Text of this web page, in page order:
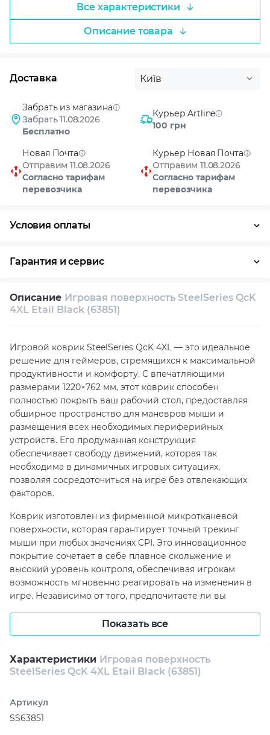
Все характеристики
Описание товара
Доставка Київ
Забрать из магазина
Забрать 11.08.2026
Бесплатно
Курьер Artline
100 грн
Новая Почта
Отправим 11.08.2026
Согласно тарифам
перевозчика
Курьер Новая Почта
Отправим 11.08.2026
Согласно тарифам
перевозчика
Условия оплаты
Гарантия и сервис
Собственный сервисный центр
Описание Игровая поверхность SteelSeries QcK
4XL Etail Black (63851)
Игровой коврик SteelSeries QcK 4XL — это идеальное
решение для геймеров, стремящихся к максимальной
продуктивности и комфорту. С впечатляющими
размерами 1220×762 мм, этот коврик способен
полностью покрыть ваш рабочий стол, предоставляя
обширное пространство для маневров мыши и
размещения всех необходимых периферийных
устройств. Его продуманная конструкция
обеспечивает свободу движений, которая так
необходима в динамичных игровых ситуациях,
позволяя сосредоточиться на игре без отвлекающих
факторов.
Коврик изготовлен из фирменной микротканевой
поверхности, которая гарантирует точный трекинг
мыши при любых значениях CPI. Это инновационное
покрытие сочетает в себе плавное скольжение и
высокий уровень контроля, обеспечивая игрокам
возможность мгновенно реагировать на изменения в
игре. Независимо от того, предпочитаете ли вы
4XL предоставляет идеальные условия для
достижения максимальной точности и скорости в
Особое внимание уделено и устойчивости коврика:
его на месте даже во время самых интенсивных
сдвигов и обеспечивает стабильность, что так важно
Показать все
Характеристики Игровая поверхность
SteelSeries QcK 4XL Etail Black (63851)
Артикул
SS63851